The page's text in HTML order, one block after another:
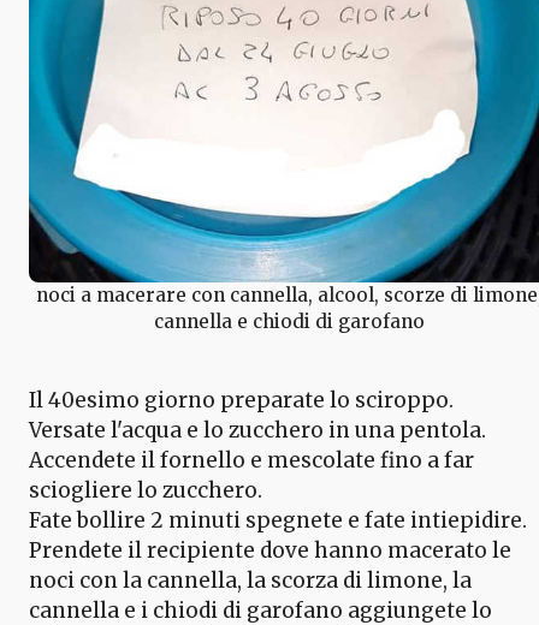
noci a macerare con cannella, alcool, scorze di
cannella e chiodi di garofano
Il 40esimo giorno preparate lo sciroppo.
Versate l'acqua e lo zucchero in una pentola.
Accendete il fornello e mescolate fino a far
sciogliere lo zucchero.
Fate bollire 2 minuti spegnete e fate intiepidire.
Prendete il recipiente dove hanno macerato le
noci con la cannella, la scorza di limone, la
cannella e i chiodi di garofano aggiungete lo